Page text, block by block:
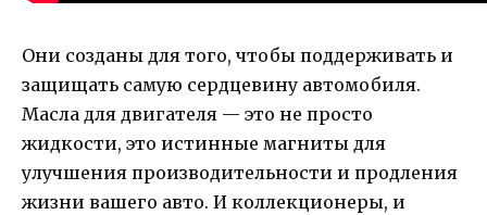
Они созданы для того, чтобы поддерживать и
защищать самую сердцевину автомобиля.
Масла для двигателя — это не просто
жидкости, это истинные магниты для
улучшения производительности и продления
жизни вашего авто. И коллекционеры, и